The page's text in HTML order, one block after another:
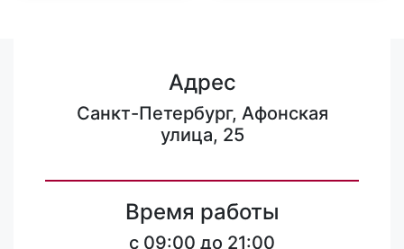
Адрес
Санкт-Петербург, Афонская
улица, 25
Время работы
c 09:00 до 21:00